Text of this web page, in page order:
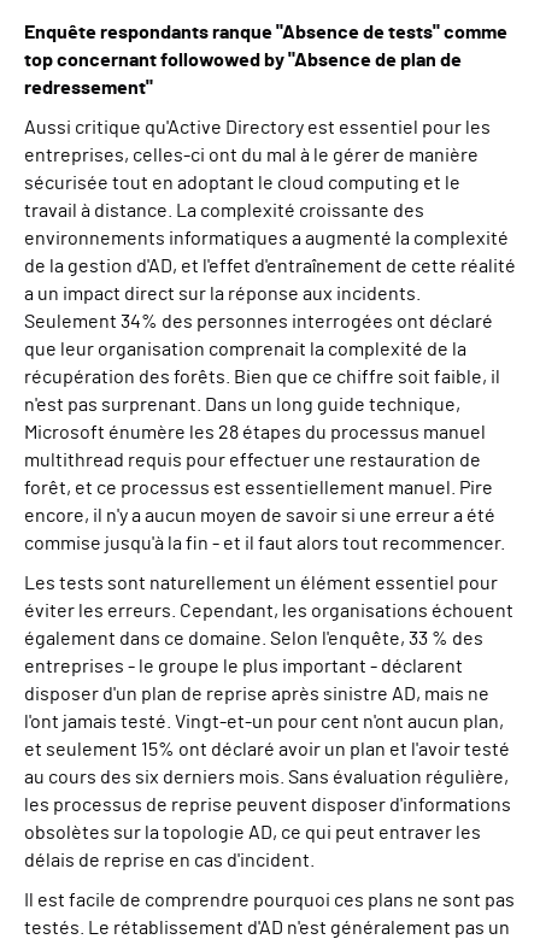
Enquêterespondantsranque"Absence de tests"comme
topconcernantfollowowed by"Absence de plan de
redressement"
Aussi critique qu'Active Directory est essentiel pour les
entreprises, celles-ci ont du mal à le gérer de manière
sécurisée tout en adoptant le cloud computing et le
travail à distance. La complexité croissante des
environnements informatiques a augmenté la complexité
de la gestion d'AD, et l'effet d'entraînement de cette réalité
a un impact direct sur la réponse aux incidents.
Seulement 34% des personnes interrogées ont déclaré
que leur organisation comprenait la complexité de la
récupération des forêts. Bien que ce chiffre soit faible, il
n'est pas surprenant. Dans un long guide technique,
Microsoft énumère les 28 étapes du processus manuel
multithread requis pour effectuer une restauration de
forêt, et ce processus est essentiellement manuel. Pire
encore, il n'y a aucun moyen de savoir si une erreur a été
commise jusqu'à la fin - et il faut alors tout recommencer.
Les tests sont naturellement un élément essentiel pour
éviter les erreurs. Cependant, les organisations échouent
également dans ce domaine. Selon l'enquête, 33 % des
entreprises - le groupe le plus important - déclarent
disposer d'un plan de reprise après sinistre AD, mais ne
l'ont jamais testé. Vingt-et-un pour cent n'ont aucun plan,
et seulement 15% ont déclaré avoir un plan et l'avoir testé
au cours des six derniers mois. Sans évaluation régulière,
les processus de reprise peuvent disposer d'informations
obsolètes sur la topologie AD, ce qui peut entraver les
délais de reprise en cas d'incident.
Il est facile de comprendre pourquoi ces plans ne sont pas
testés. Le rétablissement d'AD n'est généralement pas un